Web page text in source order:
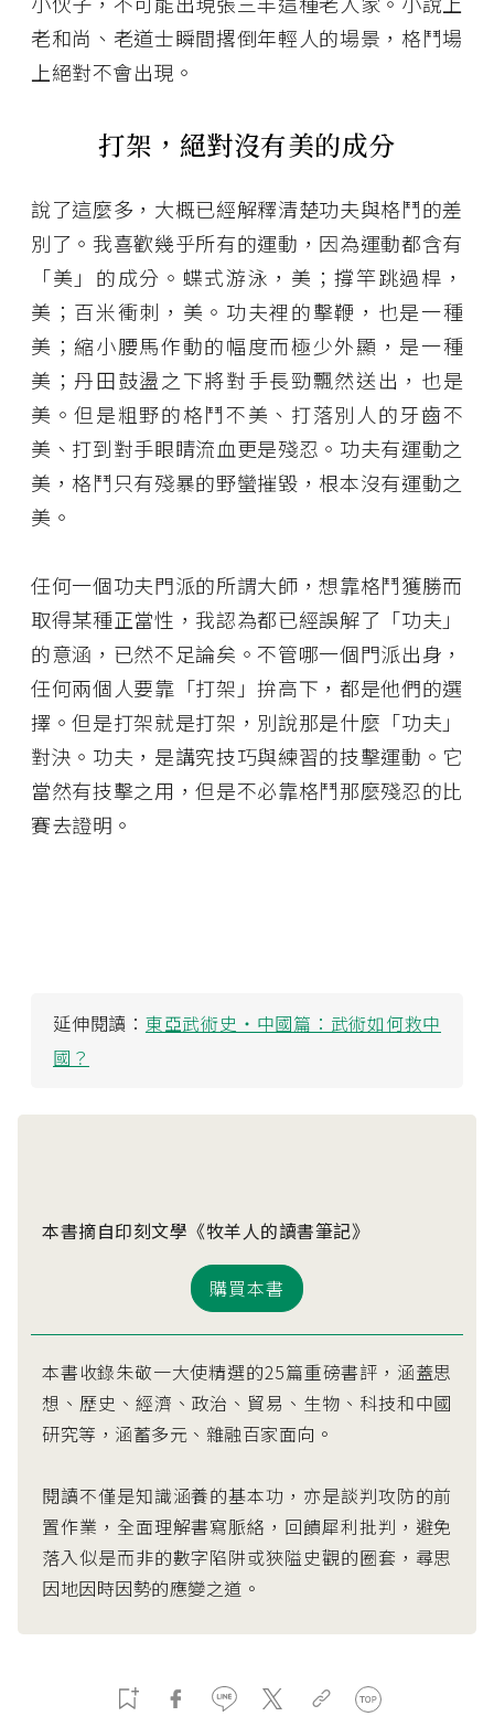
老和尚、老道士瞬間撂倒年輕人的場景，格鬥場
上絕對不會出現。
打架，絕對沒有美的成分
說了這麼多，大概已經解釋清楚功夫與格鬥的差
別了。我喜歡幾乎所有的運動，因為運動都含有
「美」的成分。蝶式游泳，美；撐竿跳過桿，
美；百米衝刺，美。功夫裡的擊鞭，也是一種
美；縮小腰馬作動的幅度而極少外顯，是一種
美；丹田鼓盪之下將對手長勁飄然送出，也是
美。但是粗野的格鬥不美、打落別人的牙齒不
美、打到對手眼睛流血更是殘忍。功夫有運動之
美，格鬥只有殘暴的野蠻摧毀，根本沒有運動之
美。
任何一個功夫門派的所謂大師，想靠格鬥獲勝而
取得某種正當性，我認為都已經誤解了「功夫」
的意涵，已然不足論矣。不管哪一個門派出身，
任何兩個人要靠「打架」拚高下，都是他們的選
擇。但是打架就是打架，別說那是什麼「功夫」
對決。功夫，是講究技巧與練習的技擊運動。它
當然有技擊之用，但是不必靠格鬥那麼殘忍的比
賽去證明。
延伸閱讀： 東亞武術史・中國篇：武術如何救中
國？
本書摘自印刻文學《牧羊人的讀書筆記》
購買本書
本書收錄朱敬一大使精選的25篇重磅書評，涵蓋思
想、歷史、經濟、政治、貿易、生物、科技和中國
研究等，涵蓄多元、雜融百家面向。
閱讀不僅是知識涵養的基本功，亦是談判攻防的前
置作業，全面理解書寫脈絡，回饋犀利批判，避免
落入似是而非的數字陷阱或狹隘史觀的圈套，尋思
因地因時因勢的應變之道。